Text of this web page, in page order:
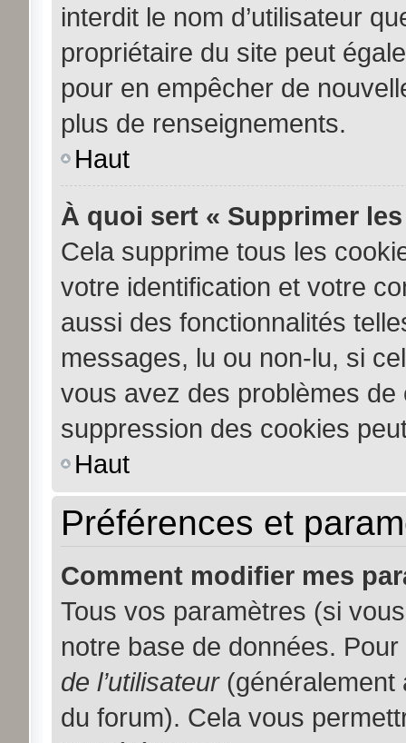
interdit le nom d’utilisateur
propriétaire du site peut
pour en empêcher de
plus de renseignements.
Haut
À quoi sert « Supprimer
Cela supprime tous les
votre identification et votre
aussi des fonctionnalités
messages, lu ou non-lu, si
vous avez des problèmes
suppression des cookies
Haut
Préférences et
Comment modifier mes
Tous vos paramètres (si
notre base de données.
de l’utilisateur(généralement
du forum). Cela vous